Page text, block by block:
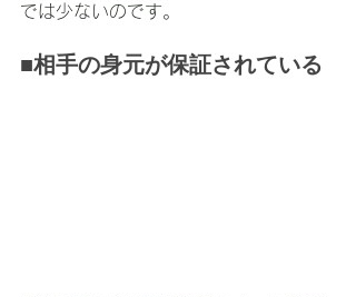
では少ないのです。
■相手の身元が保証されている